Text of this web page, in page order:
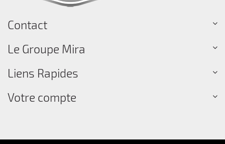
Contact
Le Groupe Mira
Liens Rapides
Votre compte